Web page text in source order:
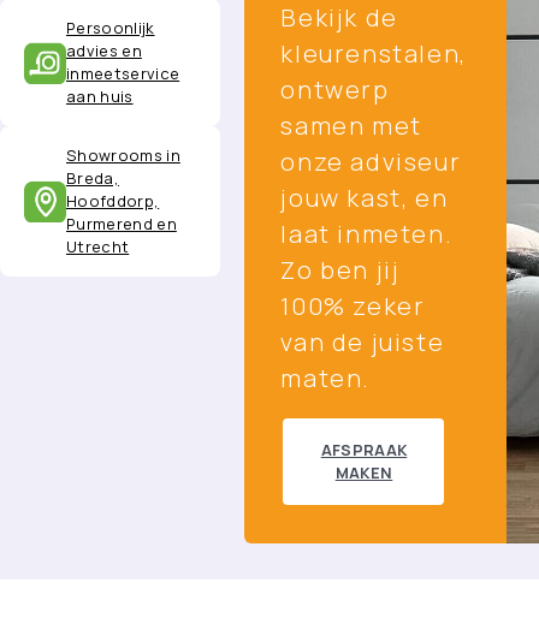
Persoonlijk
advies en
inmeetservice
aan huis
Showrooms in
Breda,
Hoofddorp,
Purmerend en
Utrecht
Bekijk de
kleurenstalen,
ontwerp
samen met
onze adviseur
jouw kast, en
laat inmeten.
Zo ben jij
100% zeker
van de juiste
maten.
AFSPRAAK
MAKEN